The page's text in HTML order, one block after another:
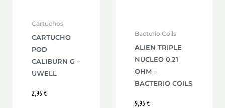
Cartuchos
CARTUCHO
POD
CALIBURN G –
UWELL
2,95 €
Bacterio Coils
ALIEN TRIPLE
NUCLEO 0.21
OHM –
BACTERIO COILS
9,95 €